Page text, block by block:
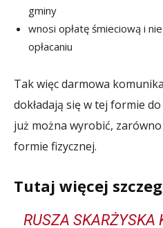
gminy
wnosi opłatę śmieciową i
opłacaniu
Tak więc darmowa
dokładają się w tej formie
już można wyrobić,
formie fizycznej.
Tutaj więcej
RUSZA SKARŻYSKA